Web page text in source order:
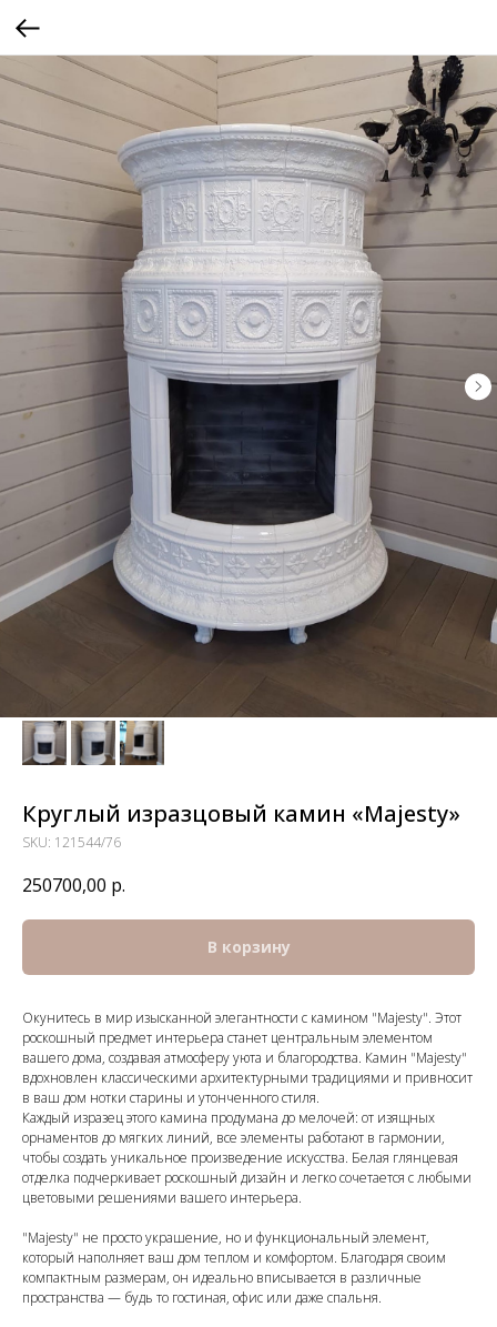
Круглый изразцовый камин «Majesty»
SKU: 121544/76
250700,00 р.
В корзину
Окунитесь в мир изысканной элегантности с камином "Majesty". Этот
роскошный предмет интерьера станет центральным элементом
вашего дома, создавая атмосферу уюта и благородства. Камин "Majesty"
вдохновлен классическими архитектурными традициями и привносит
в ваш дом нотки старины и утонченного стиля.
Каждый изразец этого камина продумана до мелочей: от изящных
орнаментов до мягких линий, все элементы работают в гармонии,
чтобы создать уникальное произведение искусства. Белая глянцевая
отделка подчеркивает роскошный дизайн и легко сочетается с любыми
цветовыми решениями вашего интерьера.
"Majesty" не просто украшение, но и функциональный элемент,
который наполняет ваш дом теплом и комфортом. Благодаря своим
компактным размерам, он идеально вписывается в различные
пространства — будь то гостиная, офис или даже спальня.